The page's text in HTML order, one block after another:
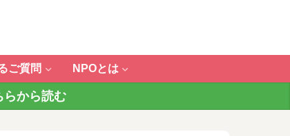
ご質問 NPOとは
から読む